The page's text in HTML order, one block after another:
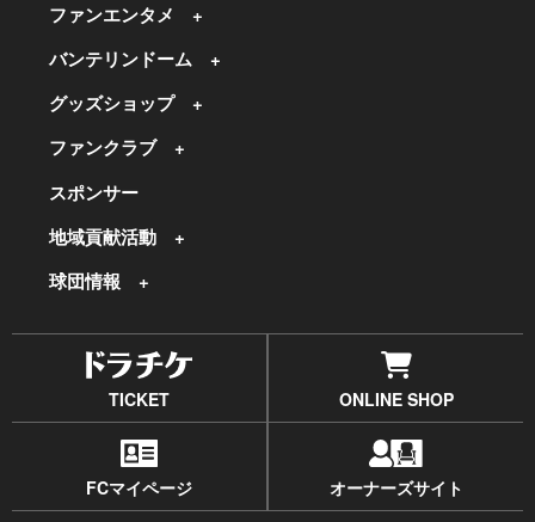
ファンエンタメ
バンテリンドーム
グッズショップ
ファンクラブ
スポンサー
地域貢献活動
球団情報
TICKET ONLINE SHOP
FCマイページ オーナーズサイト